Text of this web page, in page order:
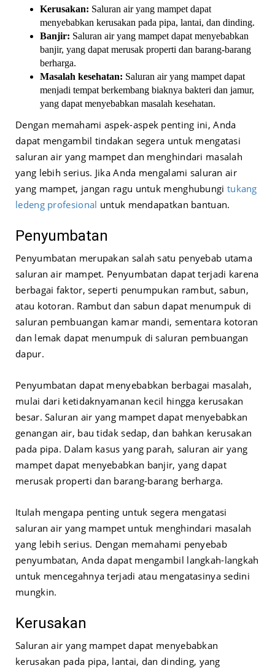
Kerusakan: Saluran air yang mampet dapat
menyebabkan kerusakan pada pipa, lantai, dan dinding.
Banjir: Saluran air yang mampet dapat menyebabkan
banjir, yang dapat merusak properti dan barang-barang
berharga.
Masalah kesehatan: Saluran air yang mampet dapat
menjadi tempat berkembang biaknya bakteri dan jamur,
yang dapat menyebabkan masalah kesehatan.
Dengan memahami aspek-aspek penting ini, Anda
dapat mengambil tindakan segera untuk mengatasi
saluran air yang mampet dan menghindari masalah
yang lebih serius. Jika Anda mengalami saluran air
yang mampet, jangan ragu untuk menghubungi tukang
ledeng profesional untuk mendapatkan bantuan.
Penyumbatan
Penyumbatan merupakan salah satu penyebab utama
saluran air mampet. Penyumbatan dapat terjadi karena
berbagai faktor, seperti penumpukan rambut, sabun,
atau kotoran. Rambut dan sabun dapat menumpuk di
saluran pembuangan kamar mandi, sementara kotoran
dan lemak dapat menumpuk di saluran pembuangan
dapur.
Penyumbatan dapat menyebabkan berbagai masalah,
mulai dari ketidaknyamanan kecil hingga kerusakan
besar. Saluran air yang mampet dapat menyebabkan
genangan air, bau tidak sedap, dan bahkan kerusakan
pada pipa. Dalam kasus yang parah, saluran air yang
mampet dapat menyebabkan banjir, yang dapat
merusak properti dan barang-barang berharga.
Itulah mengapa penting untuk segera mengatasi
saluran air yang mampet untuk menghindari masalah
yang lebih serius. Dengan memahami penyebab
penyumbatan, Anda dapat mengambil langkah-langkah
untuk mencegahnya terjadi atau mengatasinya sedini
mungkin.
Kerusakan
Saluran air yang mampet dapat menyebabkan
kerusakan pada pipa, lantai, dan dinding, yang